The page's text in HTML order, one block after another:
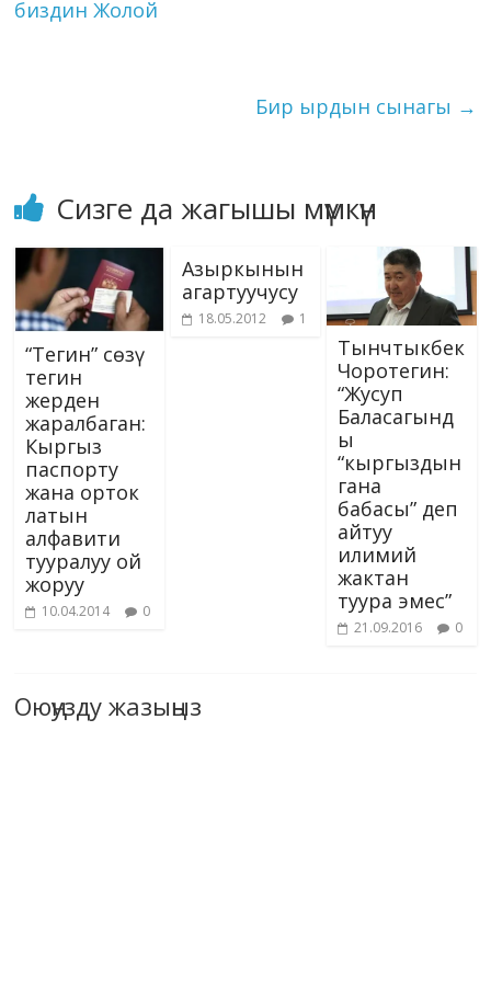
ki
биздин Жолой
Бир ырдын сынагы →
Сизге да жагышы мүмкүн
“Тегин” сөзү
тегин
жерден
жаралбаган:
Кыргыз
паспорту
жана орток
латын
алфавити
тууралуу ой
жоруу
10.04.2014 0
Азыркынын
агартуучусу
18.05.2012 1
Тынчтыкбек
Чоротегин:
“Жусуп
Баласагынд
ы
“кыргыздын
гана
бабасы” деп
айтуу
илимий
жактан
туура эмес”
21.09.2016 0
Оюңузду жазыңыз